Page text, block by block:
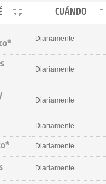
CUÁNDO
Diariamente
Diariamente
Diariamente
Diariamente
Diariamente
Diariamente